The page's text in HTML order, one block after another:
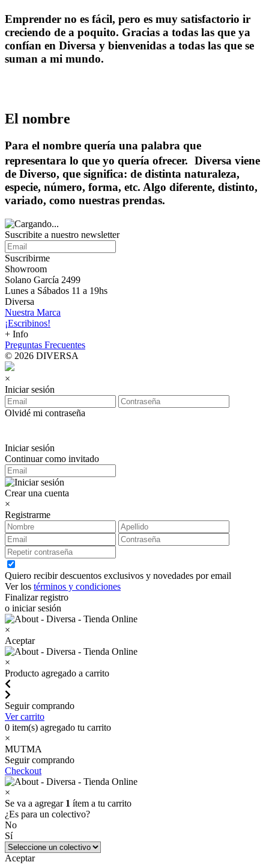
Emprender no es fácil, pero es muy satisfactorio ir
creciendo de a poquito. Gracias a todas las que ya
confían en Diversa y bienvenidas a todas las que se
suman a mi mundo.
El nombre
Para el nombre quería una palabra que
representara lo que yo quería ofrecer. Diversa viene
de Diverso, que significa: de distinta naturaleza,
especie, número, forma, etc. Algo diferente, distinto,
variado, como nuestras prendas.
Suscribite a nuestro newsletter
Suscribirme
Showroom
Solano García 2499
Lunes a Sábados 11 a 19hs
Diversa
Nuestra Marca
¡Escribinos!
+ Info
Preguntas Frecuentes
© 2026 DIVERSA
×
Iniciar sesión
Olvidé mi contraseña
Iniciar sesión
Continuar como invitado
Crear una cuenta
×
Registrarme
Quiero recibir descuentos exclusivos y novedades por email
Ver los términos y condiciones
Finalizar registro
o iniciar sesión
×
Aceptar
×
Producto agregado a carrito
Seguir comprando
Ver carrito
0 item(s) agregado tu carrito
×
MUTMA
Seguir comprando
Checkout
×
Se va a agregar 1 ítem a tu carrito
¿Es para un colectivo?
No
Sí
Aceptar